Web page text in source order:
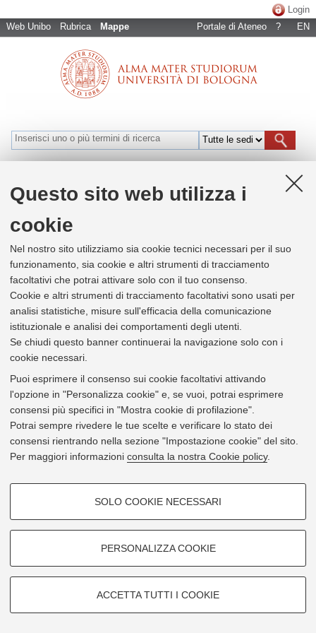
Questo sito web utilizza i
cookie
Nel nostro sito utilizziamo sia cookie tecnici necessari per il suo
funzionamento, sia cookie e altri strumenti di tracciamento
facoltativi che potrai attivare solo con il tuo consenso.
Cookie e altri strumenti di tracciamento facoltativi sono usati per
analisi statistiche, misure sull'efficacia della comunicazione
istituzionale e analisi dei comportamenti degli utenti.
Se chiudi questo banner continuerai la navigazione solo con i
cookie necessari.
Puoi esprimere il consenso sui cookie facoltativi attivando
l'opzione in "Personalizza cookie" e, se vuoi, potrai esprimere
consensi più specifici in "Mostra cookie di profilazione".
Potrai sempre rivedere le tue scelte e verificare lo stato dei
consensi rientrando nella sezione "Impostazione cookie" del sito.
Per maggiori informazioni consulta la nostra Cookie policy.
COOKIE DI PROFILAZIONE -
Si tratta di cookie utilizzati per analizzare le caratteristiche della
navigazione degli utenti, creare profili in base al loro comportamento sul
Mostra cookie di profilazione
COOKIE TECNICI - NECESSARI
SOLO COOKIE NECESSARI
PERSONALIZZA COOKIE
ACCETTA TUTTI I COOKIE
Web Unibo Rubrica Mappe
Login
Portale di Ateneo
? EN
Bologna Ravenna Rimini
Naviga per luoghi
AERO - Centro Interdipartimentale di
Ricerca Industriale Aerospaziale-
Aerospace
Via Baldassarre Carnaccini 12 - 47121 Forlì
Mostra su Google Maps
×
+
−
© 2026 - Università di Bologna -Privacy|Impostazioni Cookie